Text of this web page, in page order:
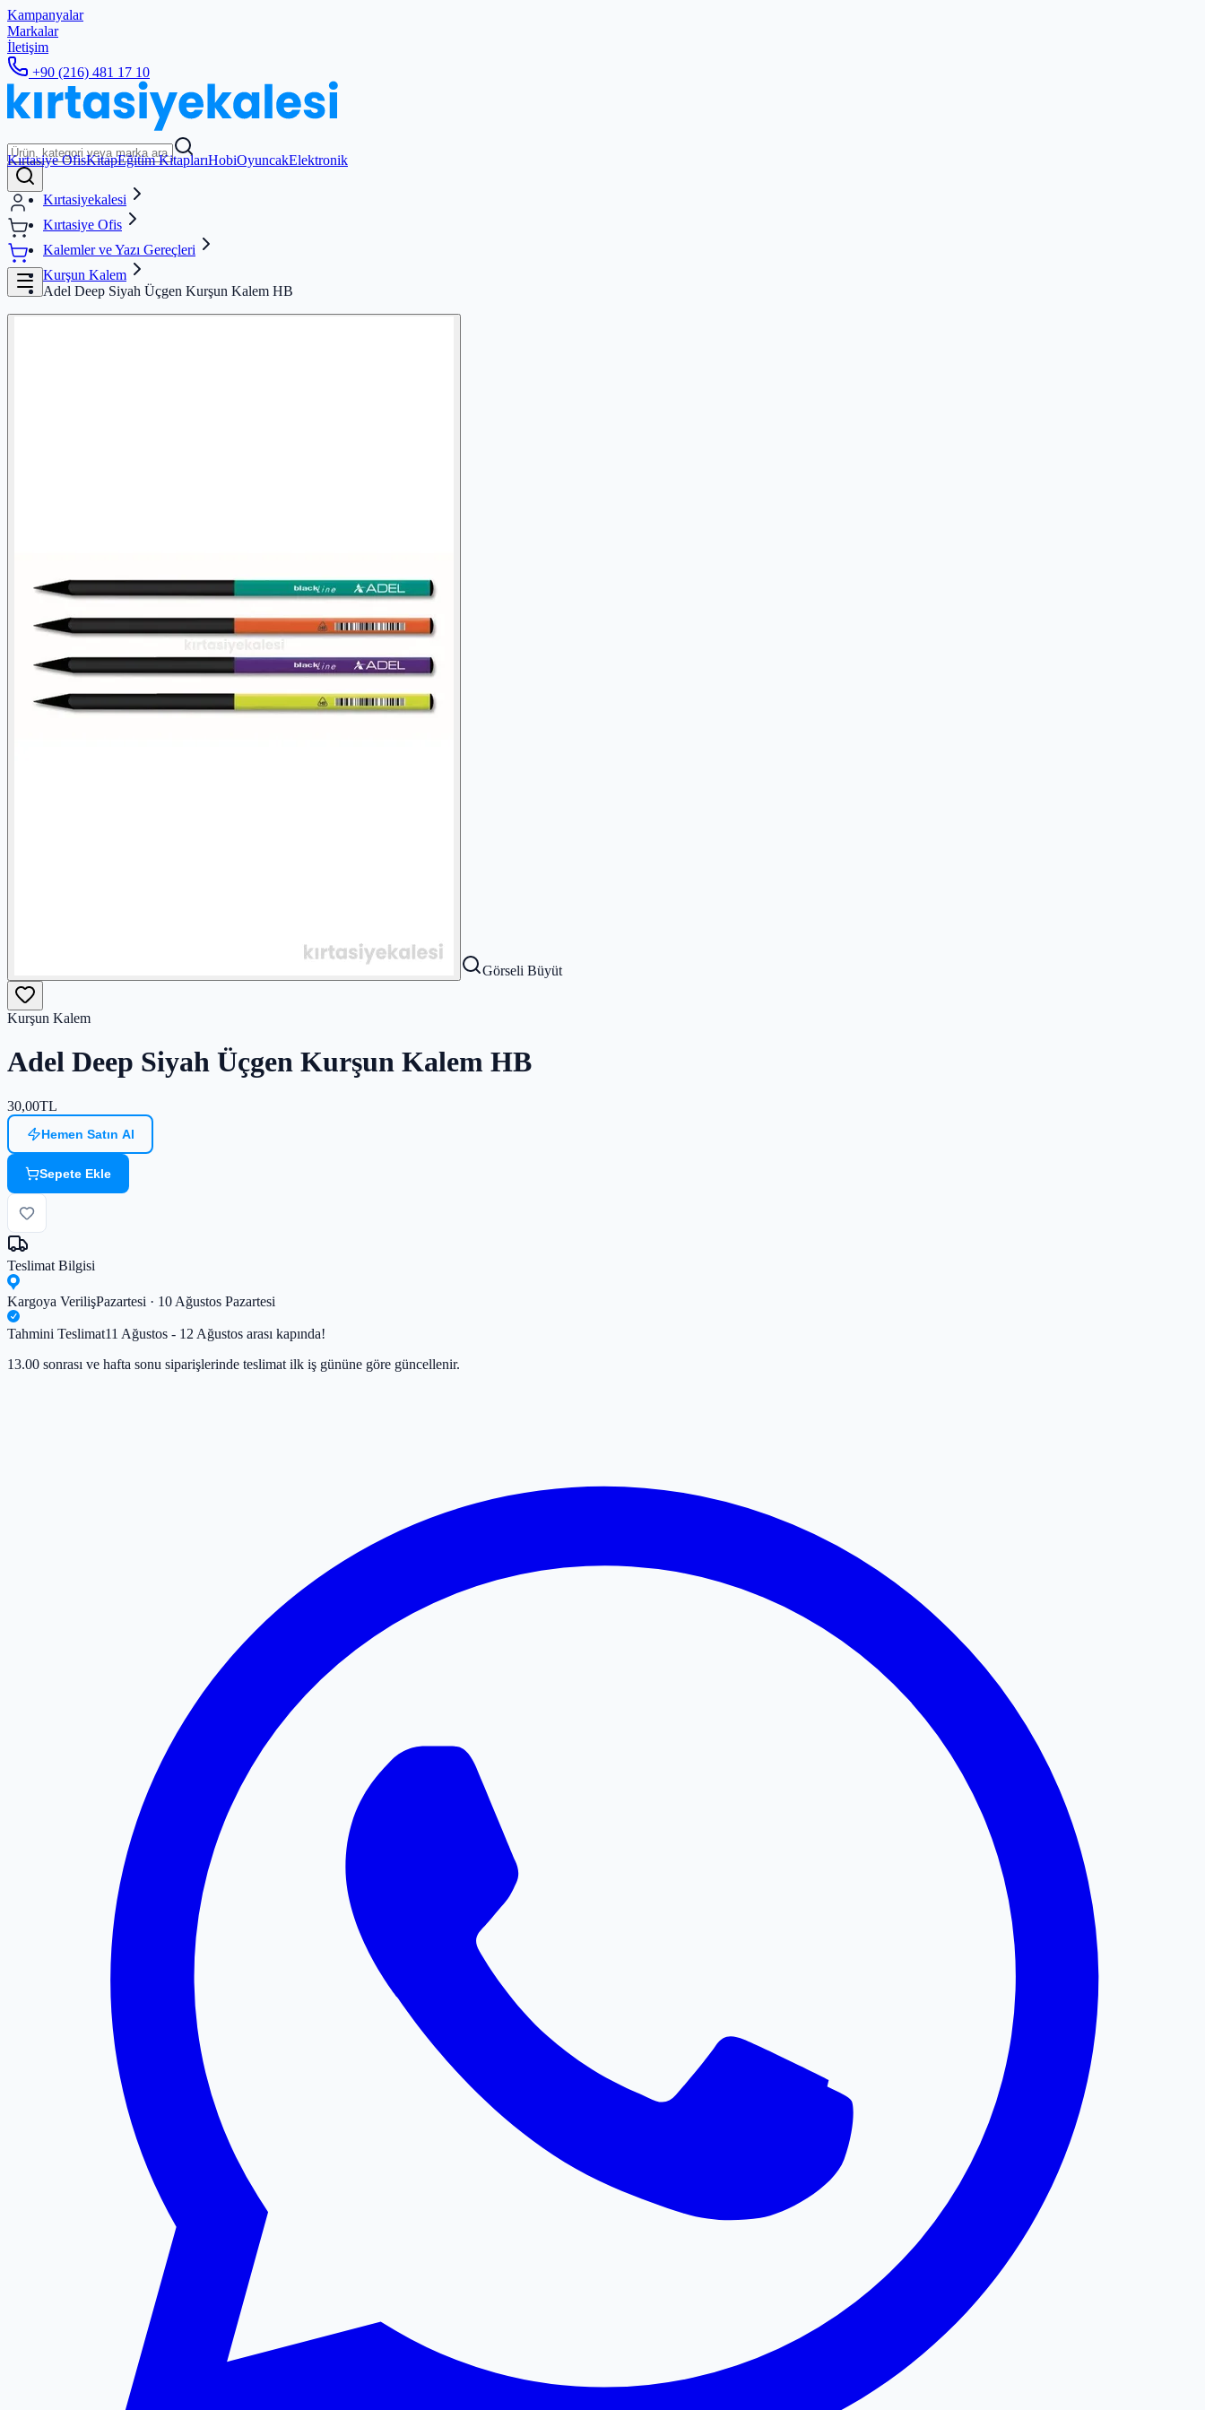
Kampanyalar
Markalar
İletişim
+90 (216) 481 17 10
Kırtasiye OfisKitapEğitim KitaplarıHobiOyuncakElektronik
Kırtasiyekalesi
Kırtasiye Ofis
Kalemler ve Yazı Gereçleri
Kurşun Kalem
Adel Deep Siyah Üçgen Kurşun Kalem HB
Görseli Büyüt
Kurşun Kalem
Adel Deep Siyah Üçgen Kurşun Kalem HB
30,00TL
Hemen Satın Al
Sepete Ekle
Teslimat Bilgisi
Kargoya VerilişPazartesi · 10 Ağustos Pazartesi
Tahmini Teslimat11 Ağustos - 12 Ağustos arası kapında!
13.00 sonrası ve hafta sonu siparişlerinde teslimat ilk iş gününe göre güncellenir.